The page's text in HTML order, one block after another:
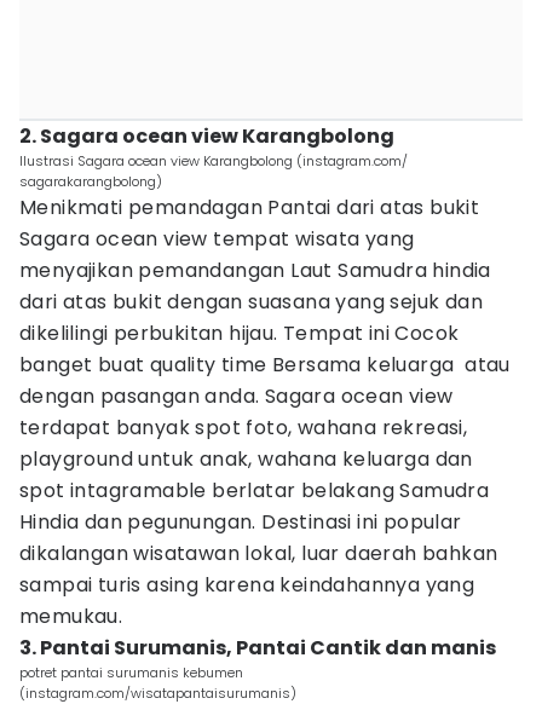
2. Sagara ocean view Karangbolong
Ilustrasi Sagara ocean view Karangbolong (instagram.com/
sagarakarangbolong)
Menikmati pemandagan Pantai dari atas bukit
Sagara ocean view tempat wisata yang
menyajikan pemandangan Laut Samudra hindia
dari atas bukit dengan suasana yang sejuk dan
dikelilingi perbukitan hijau. Tempat ini Cocok
banget buat quality time Bersama keluarga atau
dengan pasangan anda. Sagara ocean view
terdapat banyak spot foto, wahana rekreasi,
playground untuk anak, wahana keluarga dan
spot intagramable berlatar belakang Samudra
Hindia dan pegunungan. Destinasi ini popular
dikalangan wisatawan lokal, luar daerah bahkan
sampai turis asing karena keindahannya yang
memukau.
3. Pantai Surumanis, Pantai Cantik dan manis
potret pantai surumanis kebumen
(instagram.com/wisatapantaisurumanis)